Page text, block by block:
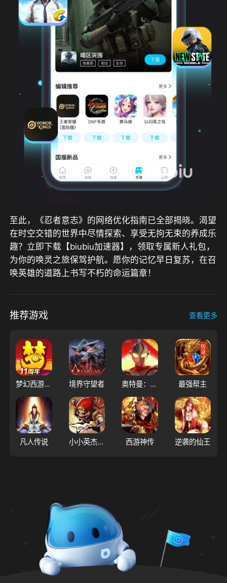
至此，《忍者意志》的网络优化指南已全部揭晓。渴望
在时空交错的世界中尽情探索、享受无拘无束的养成乐
趣？立即下载【biubiu加速器】，领取专属新人礼包，
为你的唤灵之旅保驾护航。愿你的记忆早日复苏，在召
唤英雄的道路上书写不朽的命运篇章！
推荐游戏 查看更多
梦幻西游（大陆服） 境界守望者 奥特曼：超时空英雄 最强帮主
凡人传说 小小英杰：合战天下 西游神传 逆袭的仙王